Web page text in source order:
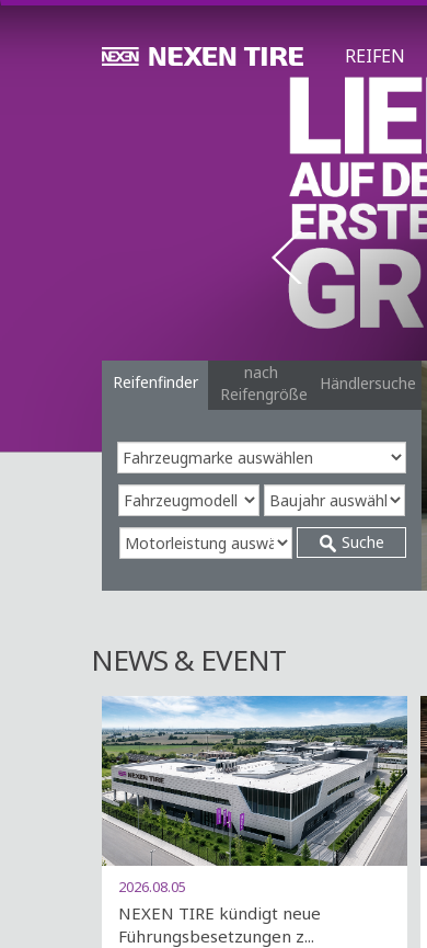
REIFEN
Reifenfinder
nach
Reifengröße
Händlersuche
Suche
NEWS & EVENT
2026.08.05
NEXEN TIRE kündigt neue
Führungsbesetzungen z...